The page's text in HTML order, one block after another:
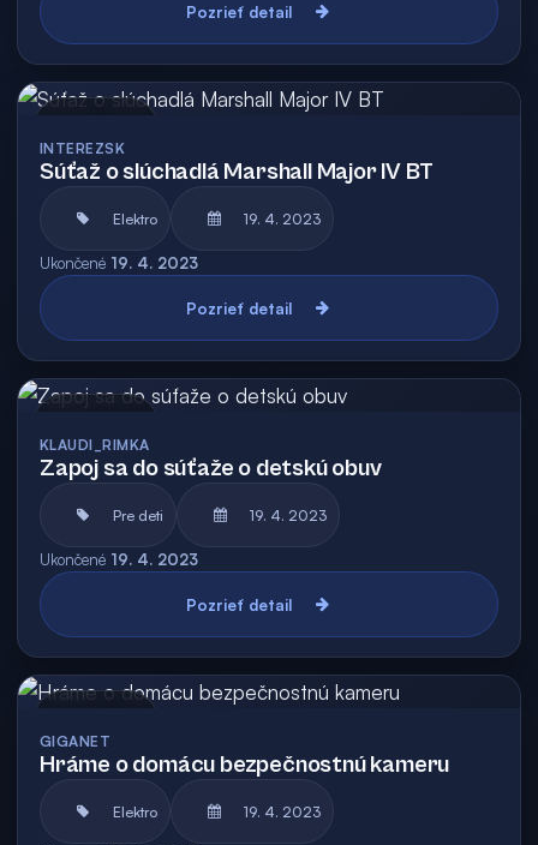
Pozrieť detail
INTEREZSK
Súťaž o slúchadlá Marshall Major IV BT
Elektro 19. 4. 2023
Ukončené 19. 4. 2023
Pozrieť detail
KLAUDI_RIMKA
Zapoj sa do súťaže o detskú obuv
Pre deti 19. 4. 2023
Ukončené 19. 4. 2023
Pozrieť detail
GIGANET
Hráme o domácu bezpečnostnú kameru
Elektro 19. 4. 2023